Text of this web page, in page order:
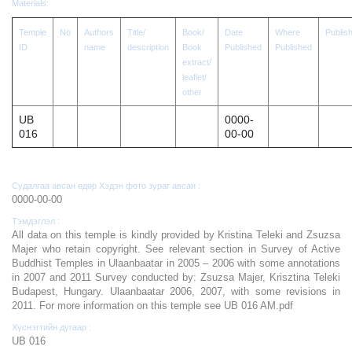
Materials:
Temple
ID
No
Authors
name
Title/
description
Book/
Book
extract/
leaflet/
other
Date
Published
Where
Published
UB
016
0000-
00-00
Судалгаа авсан өдөр Хэдэн фото зураг авсан :
0000-00-00
Тэмдэглэл :
All data on this temple is kindly provided by Kristina Teleki and Zsuzsa
Majer who retain copyright. See relevant section in Survey of Active
Buddhist Temples in Ulaanbaatar in 2005 – 2006 with some annotations
in 2007 and 2011 Survey conducted by: Zsuzsa Majer, Krisztina Teleki
Budapest, Hungary. Ulaanbaatar 2006, 2007, with some revisions in
2011. For more information on this temple see UB 016 AM.pdf
Хүснэгтийн дугаар :
UB 016